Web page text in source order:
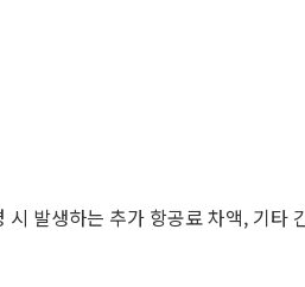
발생하는 추가 항공료 차액, 기타